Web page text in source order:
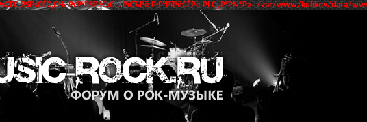
РґР°РЅРЅС‹С… РїСЂРё Р·Р°РїРёСЃРё РІ С„Р°Р№Р»: /var/www/kulikov/